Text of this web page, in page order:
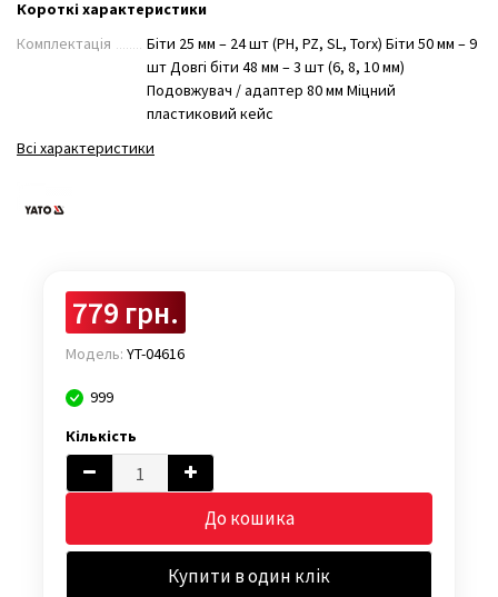
Короткі характеристики
Комплектація
Біти 25 мм – 24 шт (PH, PZ, SL, Torx) Біти 50 мм – 9
шт Довгі біти 48 мм – 3 шт (6, 8, 10 мм)
Подовжувач / адаптер 80 мм Міцний
пластиковий кейс
Всі характеристики
779 грн.
Модель: YT-04616
999
Кількість
До кошика
Купити в один клік